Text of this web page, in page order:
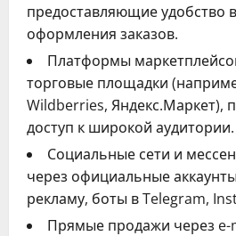
предоставляющие удобство
оформления заказов.
Платформы
торговые площадки
Wildberries, Яндекс.Маркет),
доступ к широкой аудитории.
Социальные сети и
через официальные
рекламу, боты в Telegram,
Прямые продажи через e-